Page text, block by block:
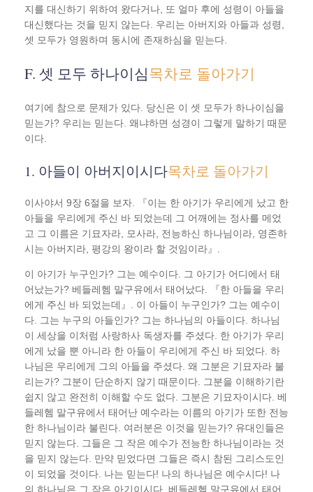
지를 대신하기 위하여 왔다거나, 또 얼마 후에 성령이 아들을
대신했다는 것을 믿지 않는다. 우리는 아버지와 아들과 성령,
셋 모두가 영원하며 동시에 존재하심을 믿는다.
F. 셋 모두 하나이심목차로 돌아가기
여기에 참으로 문제가 있다. 당신은 이 셋 모두가 하나이심을
믿는가? 우리는 믿는다. 왜냐하면 성경이 그렇게 말하기 때문
이다.
1. 아들이 아버지이시다목차로 돌아가기
이사야서 9장 6절을 보자. 『이는 한 아기가 우리에게 났고 한
아들을 우리에게 주신 바 되었는데 그 어깨에는 정사를 메었
고 그 이름은 기묘자라, 모사라, 전능하신 하나님이라, 영존하
시는 아버지라, 평강의 왕이라 할 것임이라』.
이 아기가 누구인가? 그는 예수이다. 그 아기가 어디에서 태
어났는가? 베들레헴 말구유에서 태어났다. 『한 아들을 우리
에게 주신 바 되었는데』. 이 아들이 누구인가? 그는 예수이
다. 그는 누구의 아들인가? 그는 하나님의 아들이다. 하나님
이 세상을 이처럼 사랑하사 독생자를 주셨다. 한 아기가 우리
에게 났을 뿐 아니라 한 아들이 우리에게 주신 바 되었다. 하
나님은 우리에게 그의 아들을 주셨다. 왜 그분은 기묘자라 불
리는가? 그분이 단순하지 않기 때문이다. 그분을 이해하기란
쉽지 않고 완전히 이해할 수도 없다. 그분은 기묘자이시다. 베
들레헴 말구유에서 태어난 예수라는 이름의 아기가 또한 전능
한 하나님이라 불린다. 여러분은 이것을 믿는가? 유대인들은
믿지 않는다. 그들은 그 작은 예수가 전능한 하나님이라는 것
을 믿지 않는다. 만약 믿었다면 그들은 즉시 참된 그리스도인
이 되었을 것이다. 나는 믿는다! 나의 하나님은 예수시다! 나
의 하나님은 그 작은 아기이시다. 베들레헴 말구유에서 태어